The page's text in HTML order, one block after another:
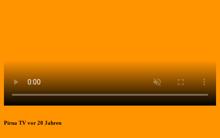
Pirna TV vor 20 Jahren